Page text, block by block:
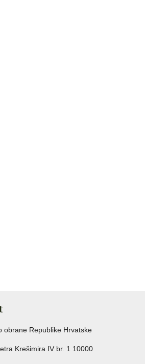
obrane Republike Hrvatske
Krešimira IV br. 1 10000